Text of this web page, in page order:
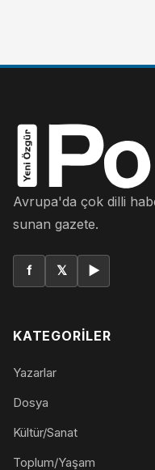
Avrupa'da çok dilli
sunan gazete.
f 𝕏 ▶
KATEGORILER
Yazarlar
Dosya
Kültür/Sanat
Toplum/Yaşam